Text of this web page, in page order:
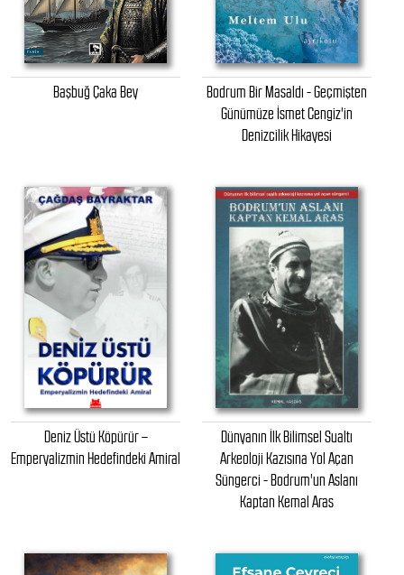
Başbuğ Çaka Bey
Bodrum Bir Masaldı - Geçmişten
Günümüze İsmet Cengiz'in
Denizcilik Hikayesi
Deniz Üstü Köpürür –
Emperyalizmin Hedefindeki Amiral
Dünyanın İlk Bilimsel Sualtı
Arkeoloji Kazısına Yol Açan
Süngerci - Bodrum'un Aslanı
Kaptan Kemal Aras